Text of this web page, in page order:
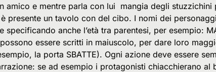
amico e mentre parla con lui mangia degli
presente un tavolo con del cibo. I nomi dei
anche l’età tra parentesi, per esempio:
essere scritti in maiuscolo, per dare loro
la porta SBATTE). Ogni azione deve essere
se ad esempio i protagonisti chiacchierano al